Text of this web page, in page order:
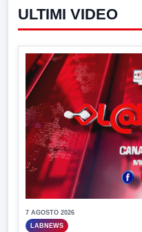
ULTIMI VIDEO
7 AGOSTO 2026
LABNEWS